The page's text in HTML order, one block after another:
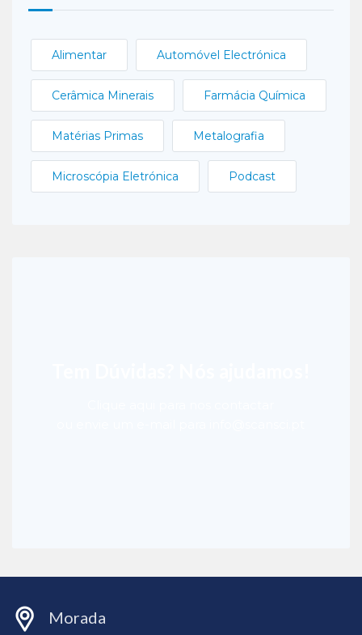
Alimentar Automóvel Electrónica
Cerâmica Minerais Farmácia Química
Matérias Primas Metalografia
Microscópia Eletrónica Podcast
Morada